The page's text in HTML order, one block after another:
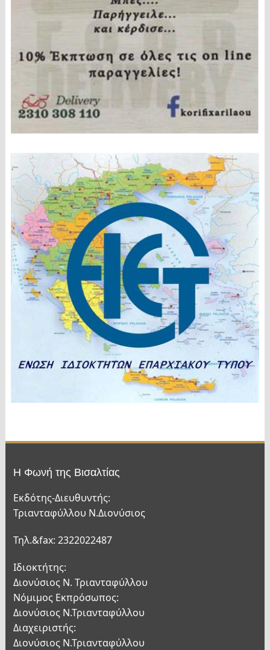
Η Φωνή της Βισαλτίας
Εκδότης-Διευθυντής:
Τριανταφύλλου Ν.Διονύσιος
Τηλ.&fax: 2322022487
Ιδιοκτήτης:
Διονύσιος Ν. Τριανταφύλλου
Νόμιμος Εκπρόσωπος:
Διονύσιος Ν.Τριανταφύλλου
Διαχειριστής:
Διονύσιος Ν.Τριανταφύλλου